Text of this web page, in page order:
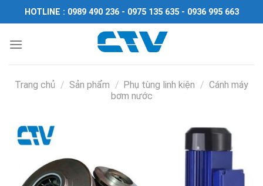
Chuyển
đến
dung
HOTLINE : 0989 490 236 - 0975 135 635 - 0936 995 663
Trang chủ / Sản phẩm / Phụ tùng linh kiện / Cánh máy
bơm nước